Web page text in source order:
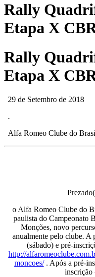
Rally
Etapa X
Rally
Etapa X
29 de Setembro de 2018
.
Alfa Romeo Clube do
o Alfa Romeo Clube do
paulista do Campeonato
Monções, novo
anualmente pelo clube. A
(sábado) e pré-
http://
moncoes/. Após a pré-
inscrição